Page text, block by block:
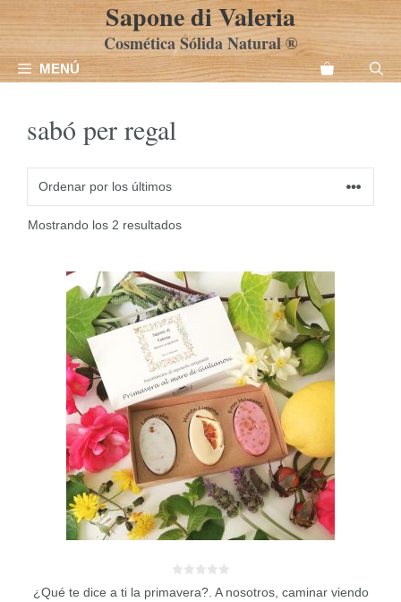
al
Sapone di Valeria
Cosmética Sólida Natural ®
MENÚ
sabó per regal
Mostrando los 2 resultadosOrdenado
últimos
d
¿Qué te dice a ti la primavera?. A nosotros, caminar viendo